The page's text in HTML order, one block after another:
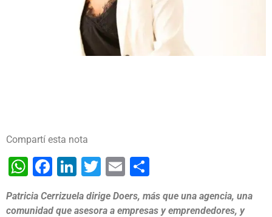
Compartí esta nota
WhatsApp
Facebook
LinkedIn
Twitter
Email
Patricia Cerrizuela dirige Doers, más que una agencia, una
comunidad que asesora a empresas y emprendedores, y